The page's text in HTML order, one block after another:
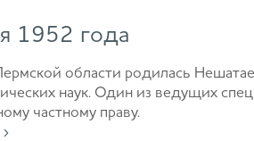
1952 года
области родилась
наук. Один из ведущих
частному праву.